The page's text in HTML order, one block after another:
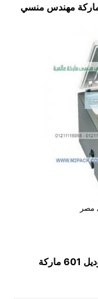
مصر
موديل 601 ماركة